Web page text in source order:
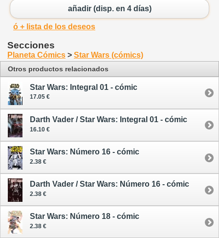
añadir (disp. en 4 días)
ó + lista de los deseos
Secciones
Planeta Cómics > Star Wars (cómics)
Otros productos relacionados
Star Wars: Integral 01 - cómic
17.05 €
Darth Vader / Star Wars: Integral 01 - cómic
16.10 €
Star Wars: Número 16 - cómic
2.38 €
Darth Vader / Star Wars: Número 16 - cómic
2.38 €
Star Wars: Número 18 - cómic
2.38 €